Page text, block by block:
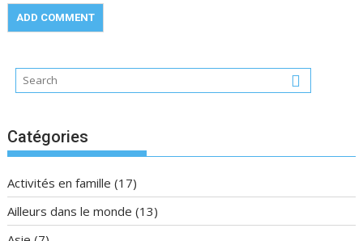
Catégories
Activités en famille (17)
Ailleurs dans le monde (13)